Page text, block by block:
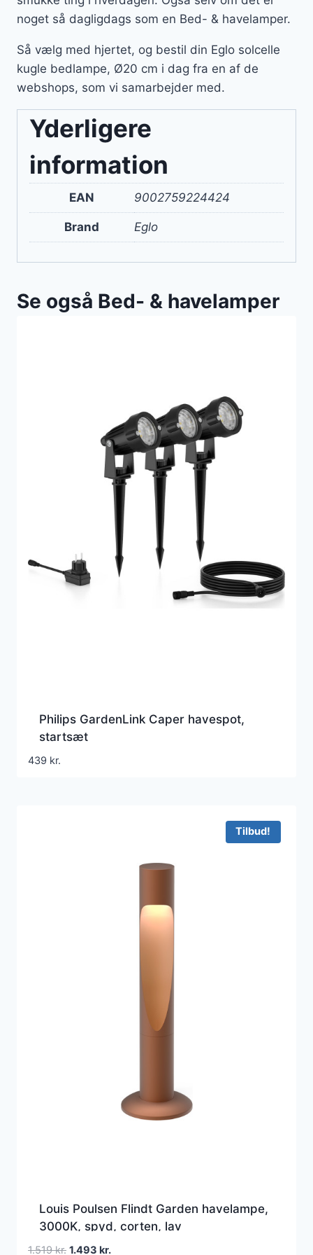
noget så dagligdags som en Bed- & havelamper.
Så vælg med hjertet, og bestil din Eglo solcelle
kugle bedlampe, Ø20 cm i dag fra en af de
webshops, som vi samarbejder med.
Yderligere
information
EAN 9002759224424
Brand Eglo
Se også Bed- & havelamper
Philips GardenLink Caper havespot,
startsæt
439 kr.
Tilbud!
Louis Poulsen Flindt Garden havelampe,
3000K, spyd, corten, lav
1.519kr. Den
1.493 kr.Den